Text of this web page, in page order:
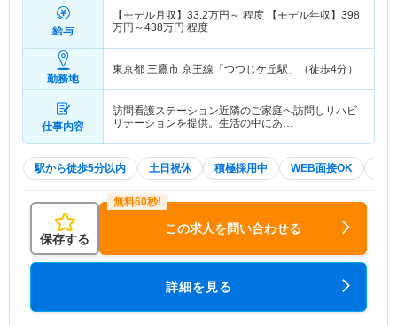
給与
【モデル月収】 33.2万円～ 程度 【モデル年収】 398
万円～438万円 程度
勤務地
東京都 三鷹市 京王線「つつじケ丘駅」（徒歩4分）
仕事内容
訪問看護ステーション近隣のご家庭へ訪問しリハビ
リテーションを提供。生活の中にあ…
駅から徒歩5分以内 土日祝休 積極採用中 WEB面接OK
保存する
この求人を問い合わせる
詳細を見る